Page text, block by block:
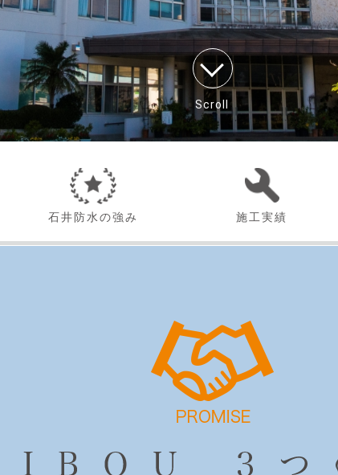
Scroll
石井防水の強み 施工実績